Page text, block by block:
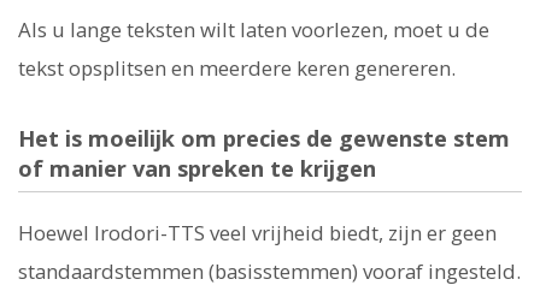
Als u lange teksten wilt laten voorlezen, moet u de
tekst opsplitsen en meerdere keren genereren.
Het is moeilijk om precies de gewenste stem
of manier van spreken te krijgen
Hoewel Irodori-TTS veel vrijheid biedt, zijn er geen
standaardstemmen (basisstemmen) vooraf ingesteld.